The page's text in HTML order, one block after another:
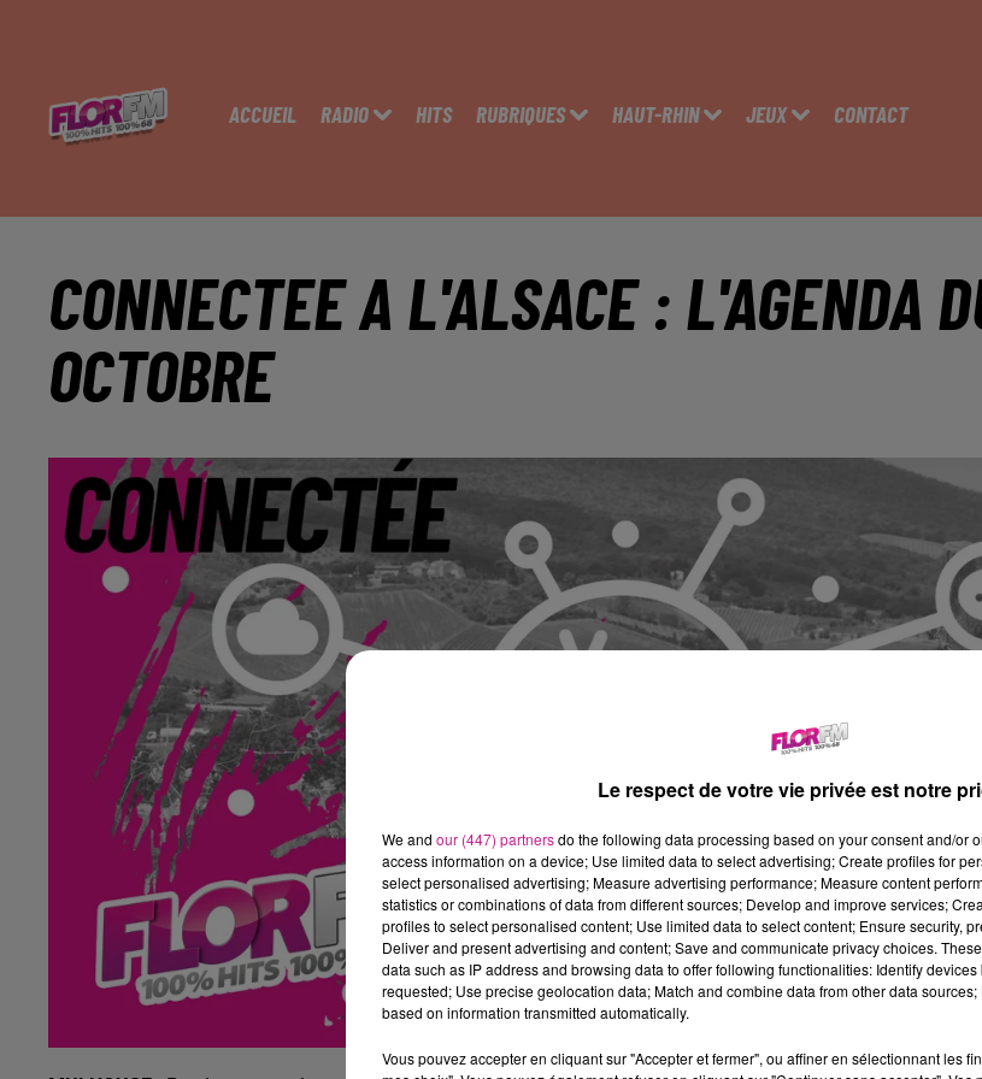
ACCUEIL RADIO HITS RUBRIQUES HAUT-RHIN JEUX CONTACT
CONNECTEE A L'ALSACE : L'AGENDA
OCTOBRE
Le respect de votre vie privée est notre
We and our (447) partnersdo the following data processing based on your consent and/or
access information on a device; Use limited data to select advertising; Create profiles for
select personalised advertising; Measure advertising performance; Measure content
statistics or combinations of data from different sources; Develop and improve services;
profiles to select personalised content; Use limited data to select content; Ensure security,
Deliver and present advertising and content; Save and communicate privacy choices.
data such as IP address and browsing data to offer following functionalities: Identify
requested; Use precise geolocation data; Match and combine data from other data
based on information transmitted automatically.
Vous pouvez accepter en cliquant sur "Accepter et fermer", ou affiner en sélectionnant les